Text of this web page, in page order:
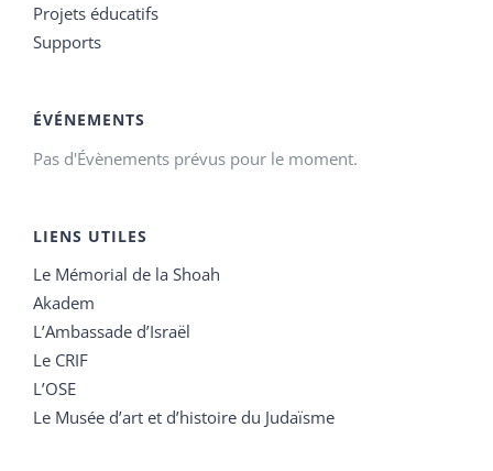
Projets éducatifs
Supports
ÉVÉNEMENTS
Pas d'Évènements prévus pour le moment.
LIENS UTILES
Le Mémorial de la Shoah
Akadem
L’Ambassade d’Israël
Le CRIF
L’OSE
Le Musée d’art et d’histoire du Judaïsme